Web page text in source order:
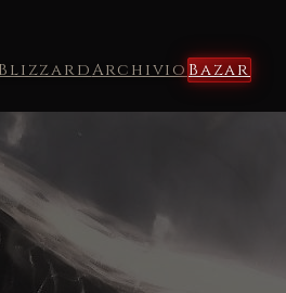
ArchivioBazar